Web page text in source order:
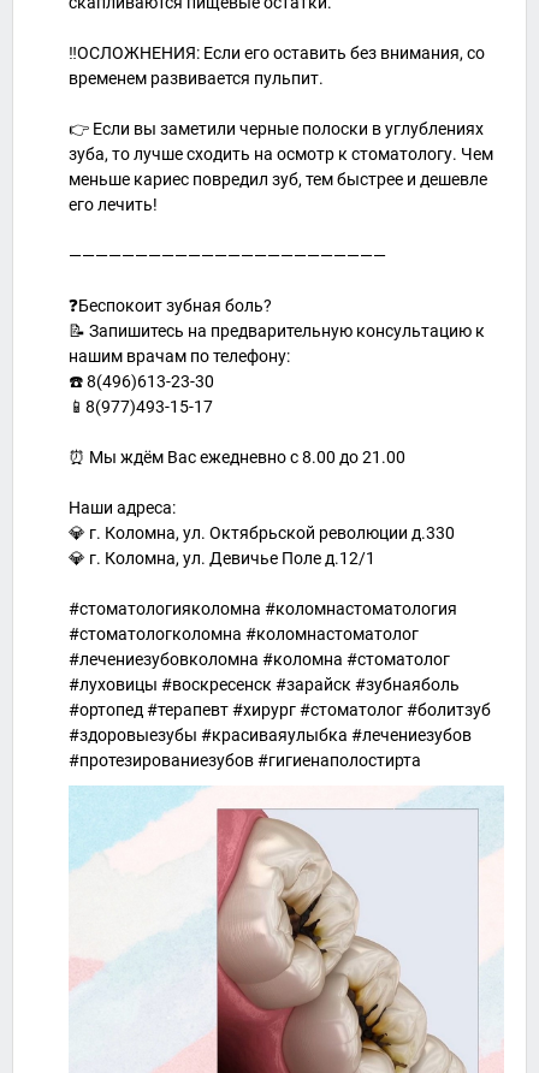
‼️ОСЛОЖНЕНИЯ: Если его оставить без внимания, со
временем развивается пульпит.
👉 Если вы заметили черные полоски в углублениях
зуба, то лучше сходить на осмотр к стоматологу. Чем
меньше кариес повредил зуб, тем быстрее и дешевле
его лечить!
————————————————————————
❓Беспокоит зубная боль?
📝 Запишитесь на предварительную консультацию к
нашим врачам по телефону:
☎️ 8(496)613-23-30
📱8(977)493-15-17
⏰ Мы ждём Вас ежедневно с 8.00 до 21.00
Наши адреса:
💎 г. Коломна, ул. Октябрьской революции д.330
💎 г. Коломна, ул. Девичье Поле д.12/1
#стоматологияколомна #коломнастоматология
#стоматологколомна #коломнастоматолог
#лечениезубовколомна #коломна #стоматолог
#луховицы #воскресенск #зарайск #зубнаяболь
#ортопед #терапевт #хирург #стоматолог #болитзуб
#здоровыезубы #красиваяулыбка #лечениезубов
#протезированиезубов #гигиенаполостирта